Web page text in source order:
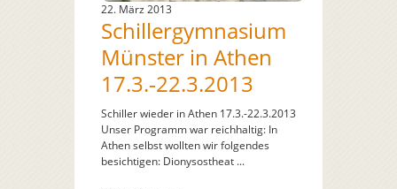
22. März 2013
Schillergymnasium
Münster in Athen
17.3.‐22.3.2013
Schiller wieder in Athen 17.3.-22.3.2013
Unser Programm war reichhaltig: In
Athen selbst wollten wir folgendes
besichtigen: Dionysostheat ...